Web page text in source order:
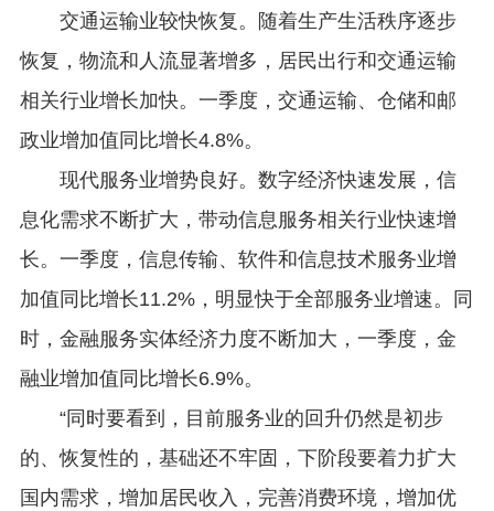
交通运输业较快恢复。随着生产生活秩序逐步
恢复，物流和人流显著增多，居民出行和交通运输
相关行业增长加快。一季度，交通运输、仓储和邮
政业增加值同比增长4.8%。
现代服务业增势良好。数字经济快速发展，信
息化需求不断扩大，带动信息服务相关行业快速增
长。一季度，信息传输、软件和信息技术服务业增
加值同比增长11.2%，明显快于全部服务业增速。同
时，金融服务实体经济力度不断加大，一季度，金
融业增加值同比增长6.9%。
“同时要看到，目前服务业的回升仍然是初步
的、恢复性的，基础还不牢固，下阶段要着力扩大
国内需求，增加居民收入，完善消费环境，增加优